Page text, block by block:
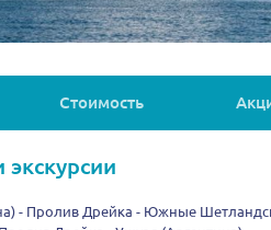
Стоимость
- Пролив Дрейка - Южные